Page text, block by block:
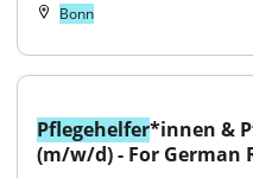
Bonn
Pflegehelfer*innen &
(m/w/d) - For German